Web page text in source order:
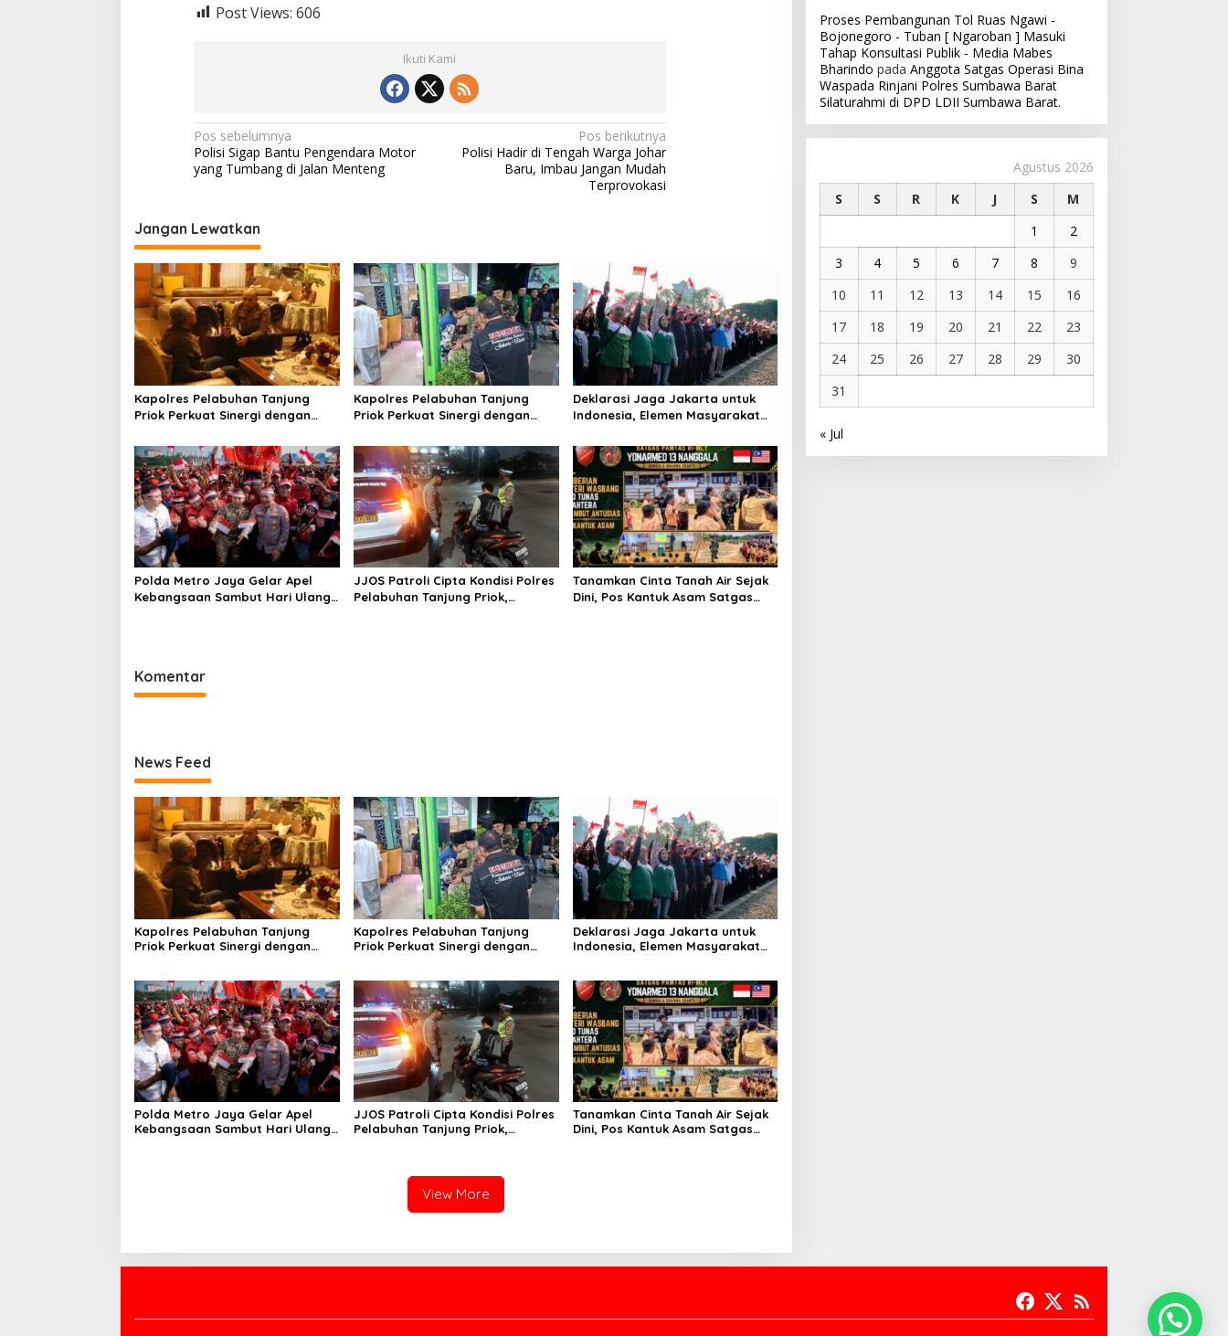
Post Views: 606
Ikuti Kami
N
a
i
g
a
s
i
p
o
s
Pos sebelumnya
Polisi Sigap Bantu Pengendara Motor
yang Tumbang di Jalan Menteng
Pos berikutnya
Polisi Hadir di Tengah Warga Johar
Baru, Imbau Jangan Mudah
Terprovokasi
Jangan Lewatkan
Kapolres Pelabuhan Tanjung
Priok Perkuat Sinergi dengan
Utara, Bahas Kamtibmas dan
Kerukunan
Kapolres Pelabuhan Tanjung
Priok Perkuat Sinergi dengan
Deklarasi Jaga Jakarta untuk
Indonesia, Elemen Masyarakat
Persatuan
Polda Metro Jaya Gelar Apel
Kebangsaan Sambut Hari Ulang
JJOS Patroli Cipta Kondisi Polres
Pelabuhan Tanjung Priok,
Tanamkan Cinta Tanah Air Sejak
Dini, Pos Kantuk Asam Satgas
Komentar
News Feed
Kapolres Pelabuhan Tanjung
Priok Perkuat Sinergi dengan
Kerukunan
Kapolres Pelabuhan Tanjung
Priok Perkuat Sinergi dengan
Deklarasi Jaga Jakarta untuk
Indonesia, Elemen Masyarakat
Polda Metro Jaya Gelar Apel
Kebangsaan Sambut Hari Ulang
JJOS Patroli Cipta Kondisi Polres
Pelabuhan Tanjung Priok,
Tanamkan Cinta Tanah Air Sejak
Dini, Pos Kantuk Asam Satgas
View More
Proses Pembangunan Tol Ruas Ngawi -
Bojonegoro - Tuban [ Ngaroban ] Masuki
Tahap Konsultasi Publik - Media Mabes
Bharindo pada Anggota Satgas Operasi Bina
Waspada Rinjani Polres Sumbawa Barat
Silaturahmi di DPD LDII Sumbawa Barat.
Agustus 2026
S
S R K J S
M
1
2
3
4 5 6 7 8
9
10
11 12 13 14 15
16
17
18 19 20 21 22
23
24
25 26 27 28 29
30
31
« Jul